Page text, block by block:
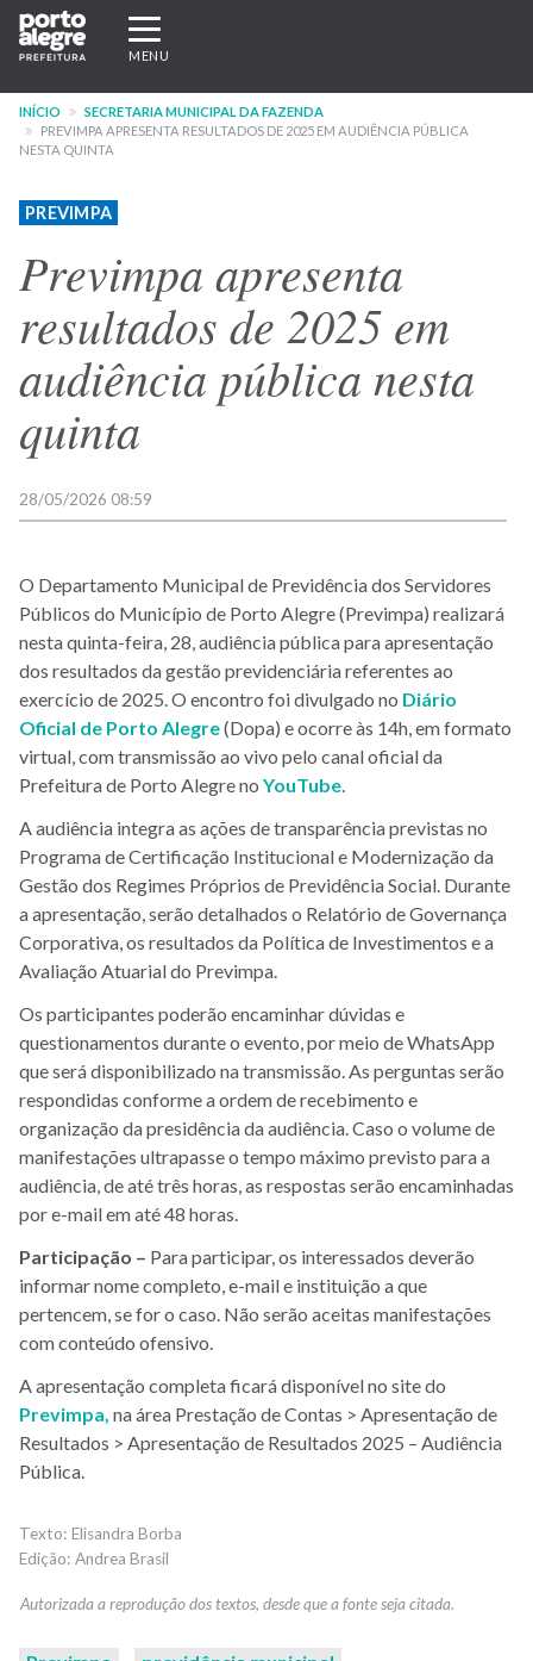
Pular
para
conteúdo
principal
Expandir/recolher
navegação
MENU
INÍCIO
SECRETARIA MUNICIPAL DA FAZENDA
PREVIMPA APRESENTA RESULTADOS DE 2025 EM AUDIÊNCIA PÚBLICA
NESTA QUINTA
PREVIMPA
Previmpa apresenta
resultados de 2025 em
audiência pública nesta
quinta
28/05/2026 08:59
O Departamento Municipal de Previdência dos Servidores
Públicos do Município de Porto Alegre (Previmpa) realizará
nesta quinta-feira, 28, audiência pública para apresentação
dos resultados da gestão previdenciária referentes ao
exercício de 2025. O encontro foi divulgado no Diário
Oficial de Porto Alegre(Dopa) e ocorre às 14h, em formato
virtual, com transmissão ao vivo pelo canal oficial da
Prefeitura de Porto Alegre no YouTube
A audiência integra as ações de transparência previstas no
Programa de Certificação Institucional e Modernização da
Gestão dos Regimes Próprios de Previdência Social. Durante
a apresentação, serão detalhados o Relatório de Governança
Corporativa, os resultados da Política de Investimentos e a
Avaliação Atuarial do Previmpa.
Os participantes poderão encaminhar dúvidas e
questionamentos durante o evento, por meio de WhatsApp
que será disponibilizado na transmissão. As perguntas serão
respondidas conforme a ordem de recebimento e
organização da presidência da audiência. Caso o volume de
manifestações ultrapasse o tempo máximo previsto para a
audiência, de até três horas, as respostas serão encaminhadas
por e-mail em até 48 horas.
Participação – Para participar, os interessados deverão
informar nome completo, e-mail e instituição a que
pertencem, se for o caso. Não serão aceitas manifestações
com conteúdo ofensivo.
A apresentação completa ficará disponível no site do
Previmpa, na área Prestação de Contas > Apresentação de
Resultados > Apresentação de Resultados 2025 – Audiência
Pública.
Elisandra Borba
Andrea Brasil